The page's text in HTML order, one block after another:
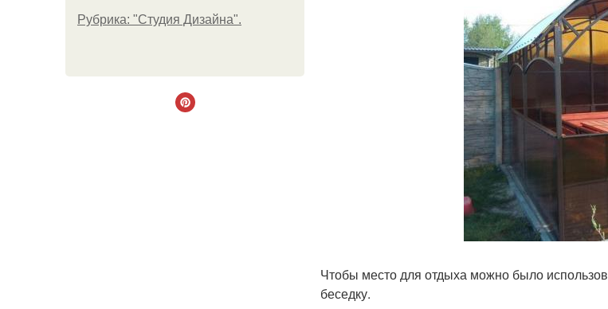
Рубрика: "Студия Дизайна".
Чтобы место для отдыха можно было
беседку.